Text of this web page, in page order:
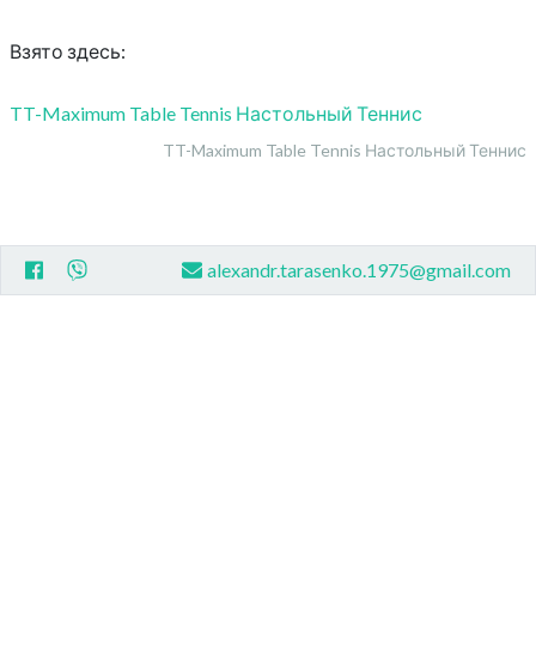
Взято здесь:
TT-Maximum Table Tennis Настольный Теннис
TT-Maximum Table Tennis Настольный Теннис
alexandr.tarasenko.1975@gmail.com